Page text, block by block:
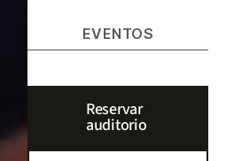
EVENTOS
Reservar
auditorio